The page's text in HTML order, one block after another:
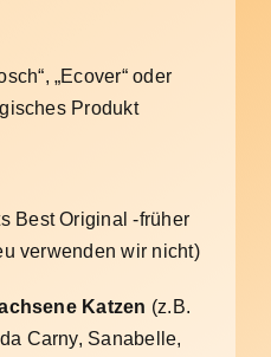
„Ecover“ oder
Produkt
Best Original -früher
verwenden wir nicht)
Katzen (z.B.
Carny, Sanabelle,